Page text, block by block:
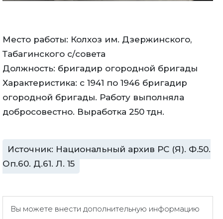
Место работы: Колхоз им. Дзержинского,
Табагинского с/совета
Должность: бригадир огородной бригады
Характеристика: с 1941 по 1946 бригадир
огородной бригады. Работу выполняла
добросовестно. Выработка 250 тдн.
Источник: Национальный архив РС (Я). Ф.50.
Оп.60. Д.61. Л. 15
Вы можете внести дополнительную информацию